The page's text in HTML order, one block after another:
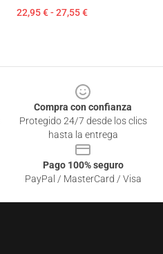
22,95 € - 27,55 €
Compra con confianza
Protegido 24/7 desde los clics
hasta la entrega
Pago 100% seguro
PayPal / MasterCard / Visa